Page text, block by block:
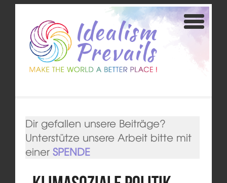
Dir gefallen unsere Beiträge?
Unterstütze unsere Arbeit bitte mit
einer SPENDE